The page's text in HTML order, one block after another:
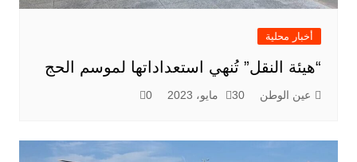
أخبار محلية
“هيئة النقل” تُنهي استعداداتها لموسم الحج
عين الوطن 30 مايو، 2023 0